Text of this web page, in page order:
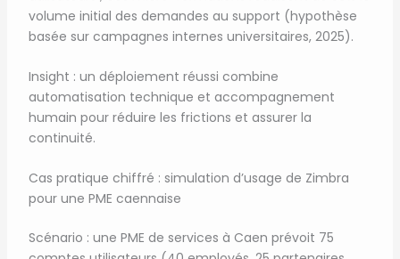
volume initial des demandes au support (hypothèse
basée sur campagnes internes universitaires, 2025).
Insight : un déploiement réussi combine
automatisation technique et accompagnement
humain pour réduire les frictions et assurer la
continuité.
Cas pratique chiffré : simulation d’usage de Zimbra
pour une PME caennaise
Scénario : une PME de services à Caen prévoit 75